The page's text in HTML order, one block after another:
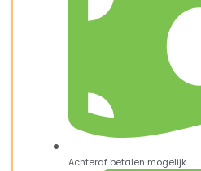
Achteraf betalen mogelijk